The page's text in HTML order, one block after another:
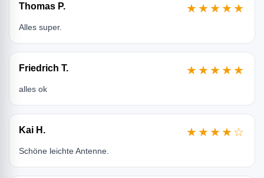
Thomas P. ★★★★★
Alles super.
Friedrich T. ★★★★★
alles ok
Kai H. ★★★★☆
Schöne leichte Antenne.